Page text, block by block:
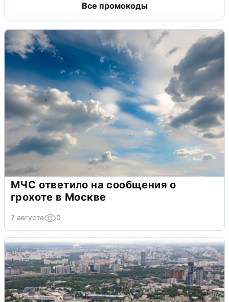
Все промокоды
МЧС ответило на сообщения о
грохоте в Москве
7 августа 0